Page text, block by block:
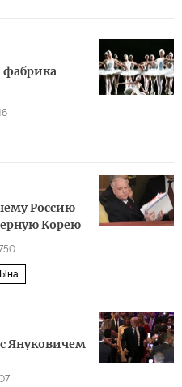
фабрика
Россию
Корею
Януковичем